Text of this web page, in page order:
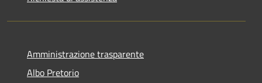
Amministrazione trasparente
Albo Pretorio